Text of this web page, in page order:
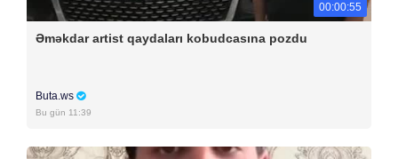
00:00:55
Əməkdar artist qaydaları kobudcasına pozdu
Buta.ws
Bu gün 11:39